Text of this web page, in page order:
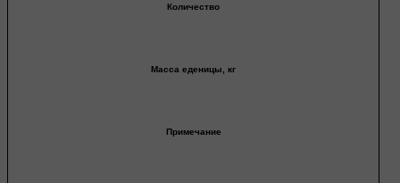
Количество
Масса еденицы, кг
Примечание